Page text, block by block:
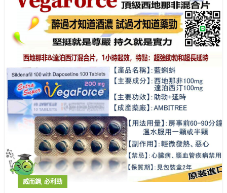
威而鋼, 必利勁